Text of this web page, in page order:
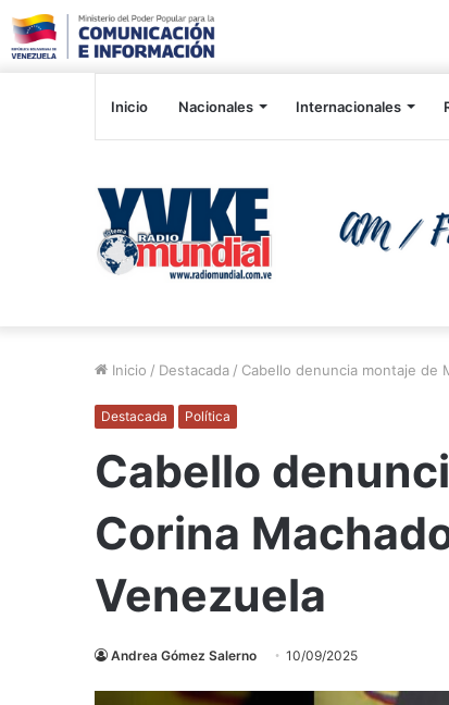
Inicio Nacionales Internacionales
Inicio / Destacada / Cabello denuncia montaje de
Destacada Política
Cabello
Corina
Venezuela
Andrea Gómez Salerno 10/09/2025